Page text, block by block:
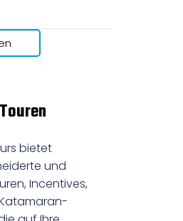
bietet
und
Incentives,